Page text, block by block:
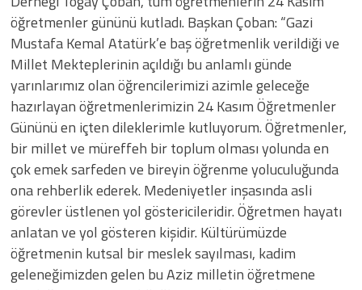
öğretmenler gününü kutladı. Başkan Çoban: “Gazi
Mustafa Kemal Atatürk’e baş öğretmenlik verildiği ve
Millet Mekteplerinin açıldığı bu anlamlı günde
yarınlarımız olan öğrencilerimizi azimle geleceğe
hazırlayan öğretmenlerimizin 24 Kasım Öğretmenler
Gününü en içten dileklerimle kutluyorum. Öğretmenler,
bir millet ve müreffeh bir toplum olması yolunda en
çok emek sarfeden ve bireyin öğrenme yoluculuğunda
ona rehberlik ederek. Medeniyetler inşasında asli
görevler üstlenen yol göstericileridir. Öğretmen hayatı
anlatan ve yol gösteren kişidir. Kültürümüzde
öğretmenin kutsal bir meslek sayılması, kadim
geleneğimizden gelen bu Aziz milletin öğretmene